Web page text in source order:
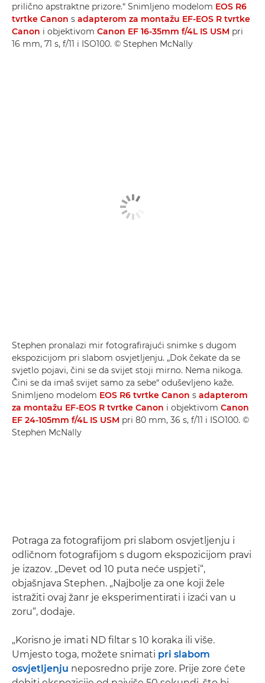
prilično apstraktne prizore.“ Snimljeno modelom EOS R6
tvrtke Canon s adapterom za montažu EF-EOS R tvrtke
Canon i objektivom Canon EF 16-35mm f/4L IS USM pri
16 mm, 71 s, f/11 i ISO100. © Stephen McNally
Stephen pronalazi mir fotografirajući snimke s dugom
ekspozicijom pri slabom osvjetljenju. „Dok čekate da se
svjetlo pojavi, čini se da svijet stoji mirno. Nema nikoga.
Čini se da imaš svijet samo za sebe“ oduševljeno kaže.
Snimljeno modelom EOS R6 tvrtke Canon s adapterom
za montažu EF-EOS R tvrtke Canon i objektivom Canon
EF 24-105mm f/4L IS USM pri 80 mm, 36 s, f/11 i ISO100. ©
Stephen McNally
Potraga za fotografijom pri slabom osvjetljenju i
odličnom fotografijom s dugom ekspozicijom pravi
je izazov. „Devet od 10 puta neće uspjeti“,
objašnjava Stephen. „Najbolje za one koji žele
istražiti ovaj žanr je eksperimentirati i izaći van u
zoru“, dodaje.
„Korisno je imati ND filtar s 10 koraka ili više.
Umjesto toga, možete snimati pri slabom
osvjetljenju neposredno prije zore. Prije zore ćete